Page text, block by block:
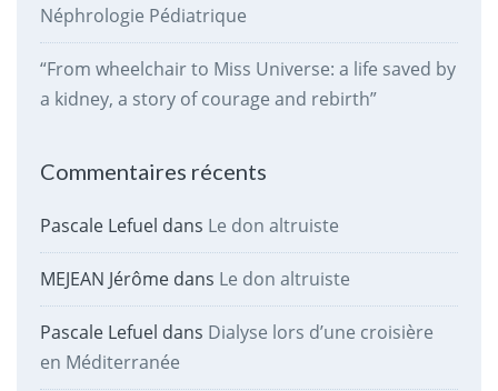
Néphrologie Pédiatrique
“From wheelchair to Miss Universe: a life saved by
a kidney, a story of courage and rebirth”
Commentaires récents
Pascale Lefuel dans Le don altruiste
MEJEAN Jérômedans Le don altruiste
Pascale Lefuel dans Dialyse lors d’une croisière
en Méditerranée